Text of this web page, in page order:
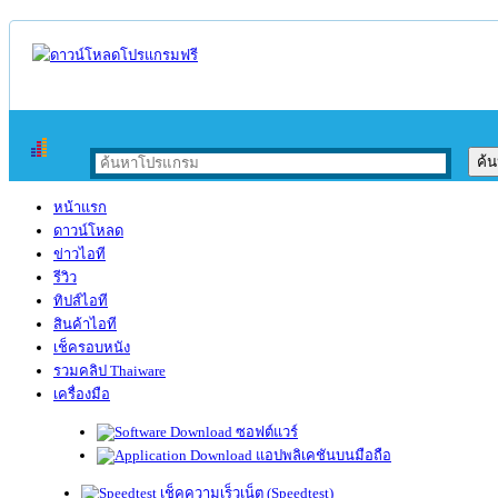
หน้าแรก
ดาวน์โหลด
ข่าวไอที
รีวิว
ทิปส์ไอที
สินค้าไอที
เช็ครอบหนัง
รวมคลิป Thaiware
เครื่องมือ
ซอฟต์แวร์
แอปพลิเคชันบนมือถือ
เช็คความเร็วเน็ต (Speedtest)